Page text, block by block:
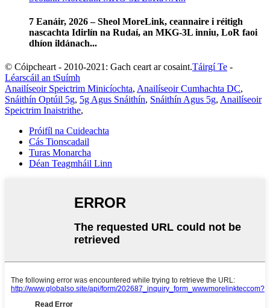
7 Eanáir, 2026 – Sheol MoreLink, ceannaire i réitigh
nascachta Idirlín na Rudaí, an MKG-3L inniu, LoR faoi
dhíon ildánach...
© Cóipcheart - 2010-2021: Gach ceart ar cosaint.Táirgí Te -
Léarscáil an tSuímh
Anailíseoir Speictrim Minicíochta, Anailíseoir Cumhachta DC,
Snáithín Optúil 5g, 5g Agus Snáithín, Snáithín Agus 5g, Anailíseoir
Speictrim Inaistrithe,
Próifíl na Cuideachta
Cás Tionscadail
Turas Monarcha
Déan Teagmháil Linn